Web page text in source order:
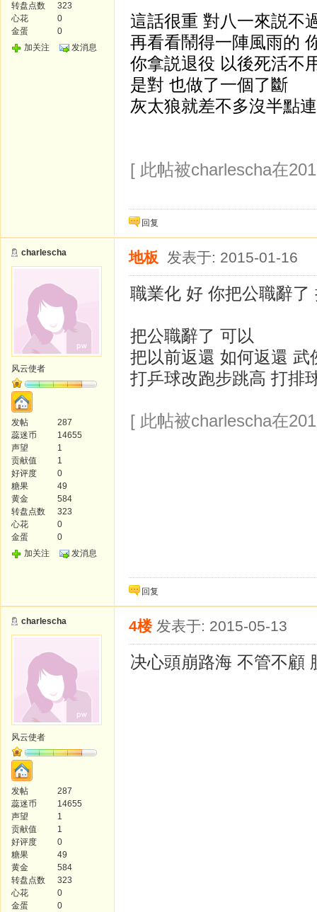
转盘点数
323
心花
0
金蛋
0
加关注
发消息
這話很重 對八一來説不
再看看鬧得一陣風雨的
你拿説退役 以後死活不
是對 也做了一個了斷
灰太狼就差不多沒半點
[ 此帖被charlescha在
回复
charlescha
风云使者
发帖
287
蕊迷币
14655
声望
1
贡献值
1
好评度
0
糖果
49
黄金
584
转盘点数
323
心花
0
金蛋
0
加关注
发消息
地板 发表于: 2015-01-16
職業化 好 你把公職辭
把公職辭了 可以
把以前返還 如何返還
打乒球改跑步跳高 打排
[ 此帖被charlescha在
回复
charlescha
风云使者
发帖
287
蕊迷币
14655
声望
1
贡献值
1
好评度
0
糖果
49
黄金
584
转盘点数
323
心花
0
金蛋
0
4楼 发表于: 2015-05-13
决心頭崩路海 不管不顧